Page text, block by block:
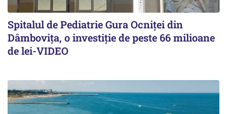
Spitalul de Pediatrie Gura Ocniței din
Dâmbovița, o investiție de peste 66 milioane
de lei-VIDEO